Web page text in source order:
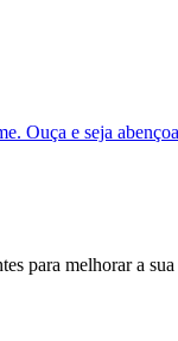
Ouça e seja
para melhorar a